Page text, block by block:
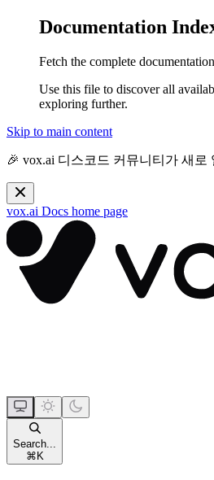
Documentation
Fetch the complete
Use this file to discover all
exploring further.
Skip to main content
🎉 vox.ai 디스코드 커뮤니티가 새로
vox.ai Docs home page
Search...
⌘ K